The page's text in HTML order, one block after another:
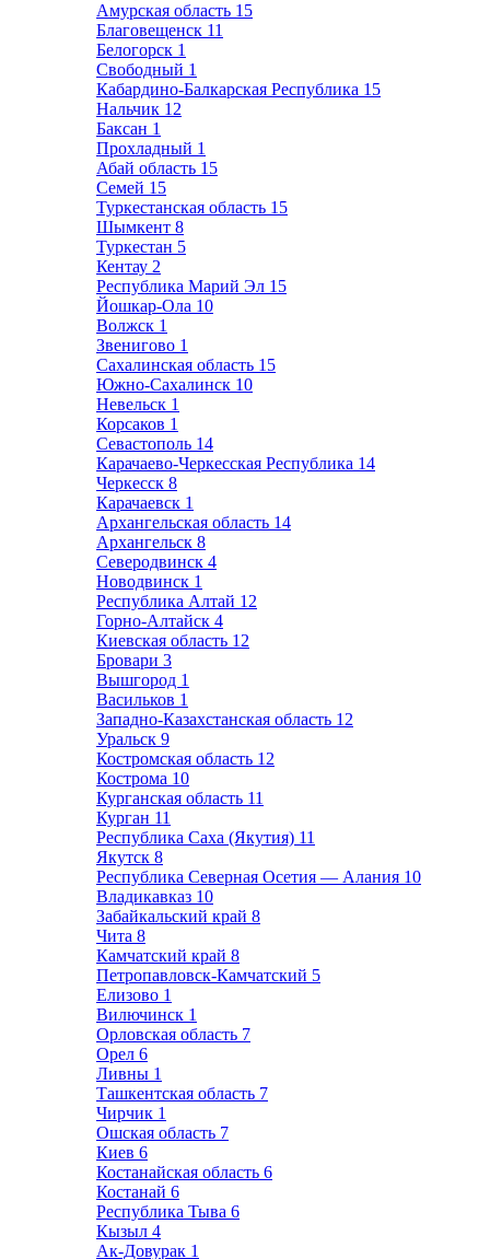
Амурская область 15
Благовещенск 11
Белогорск 1
Свободный 1
Кабардино-Балкарская Республика 15
Нальчик 12
Баксан 1
Прохладный 1
Абай область 15
Семей 15
Туркестанская область 15
Шымкент 8
Туркестан 5
Кентау 2
Республика Марий Эл 15
Йошкар-Ола 10
Волжск 1
Звенигово 1
Сахалинская область 15
Южно-Сахалинск 10
Невельск 1
Корсаков 1
Севастополь 14
Карачаево-Черкесская Республика 14
Черкесск 8
Карачаевск 1
Архангельская область 14
Архангельск 8
Северодвинск 4
Новодвинск 1
Республика Алтай 12
Горно-Алтайск 4
Киевская область 12
Бровари 3
Вышгород 1
Васильков 1
Западно-Казахстанская область 12
Уральск 9
Костромская область 12
Кострома 10
Курганская область 11
Курган 11
Республика Саха (Якутия) 11
Якутск 8
Республика Северная Осетия — Алания 10
Владикавказ 10
Забайкальский край 8
Чита 8
Камчатский край 8
Петропавловск-Камчатский 5
Елизово 1
Вилючинск 1
Орловская область 7
Орел 6
Ливны 1
Ташкентская область 7
Чирчик 1
Ошская область 7
Киев 6
Костанайская область 6
Костанай 6
Республика Тыва 6
Кызыл 4
Ак-Довурак 1